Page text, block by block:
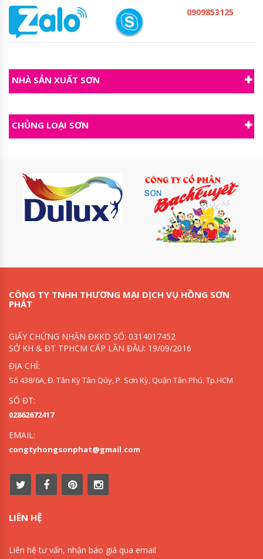
0909853125
NHÀ SẢN XUẤT SƠN
CHỦNG LOẠI SƠN
CÔNG TY TNHH THƯƠNG MẠI DỊCH VỤ HỒNG SƠN
PHÁT
GIẤY CHỨNG NHẬN ĐKKD SỐ: 0314017452
SỞ KH & ĐT TPHCM CẤP LẦN ĐẦU: 19/09/2016
ĐỊA CHỈ:
Số 438/6A, Đ. Tân Kỳ Tân Qúy, P. Sơn Kỳ, Quận Tân Phú, Tp.HCM
SỐ ĐT:
02862672417
EMAIL:
congtyhongsonphat@gmail.com
LIÊN HỆ
Liên hệ tư vấn, nhận báo giá qua email